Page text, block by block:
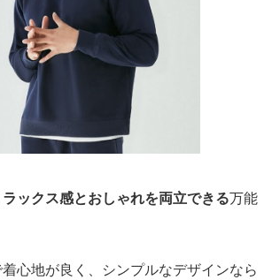
ラックス感とおしゃれを両立できる万能
心地が良く、シンプルなデザインなら